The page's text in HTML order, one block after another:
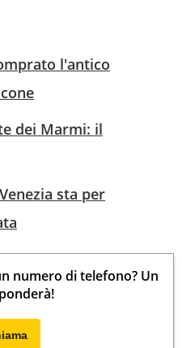
l'antico
dei Marmi: il
sta per
numero di telefono? Un